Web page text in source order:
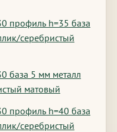
профиль h=35 база
серебристый
база 5 мм металл
матовый
профиль h=40 база
серебристый